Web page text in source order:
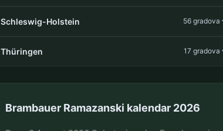
Schleswig-Holstein 56 gradova
Thüringen 17 gradova
Brambauer Ramazanski kalendar 2026